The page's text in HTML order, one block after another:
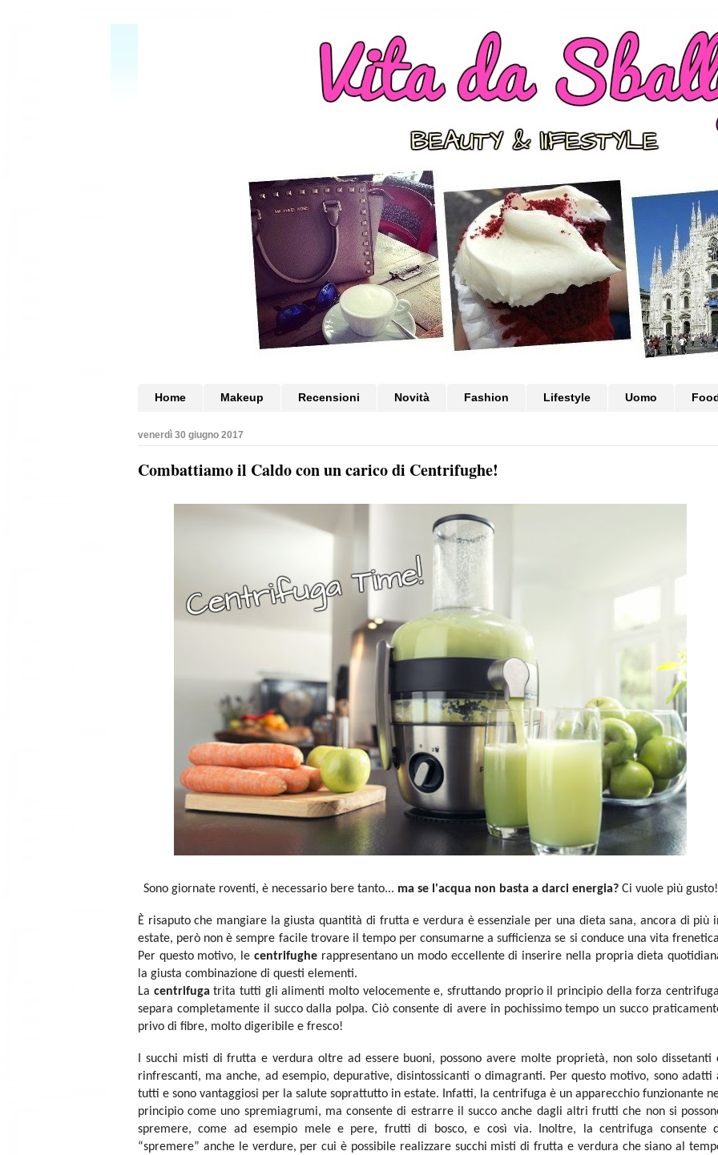
Home Makeup Recensioni Novità Fashion Lifestyle Uomo
venerdì 30 giugno 2017
Combattiamo il Caldo con un carico di Centrifughe!
Sono giornate roventi, è necessario bere tanto... ma se l'acqua non basta a darci energia?Ci vuole più gusto!
È risaputo che mangiare la giusta quantità di frutta e verdura è essenziale per una dieta sana, ancora di più
estate, però non è sempre facile trovare il tempo per consumarne a sufficienza se si conduce una vita
Per questo motivo, le centrifughe rappresentano un modo eccellente di inserire nella propria dieta
la giusta combinazione di questi elementi.
La centrifugatrita tutti gli alimenti molto velocemente e, sfruttando proprio il principio della forza
separa completamente il succo dalla polpa. Ciò consente di avere in pochissimo tempo un succo
privo di fibre, molto digeribile e fresco!
I succhi misti di frutta e verdura oltre ad essere buoni, possono avere molte proprietà, non solo dissetanti
rinfrescanti, ma anche, ad esempio, depurative, disintossicanti o dimagranti. Per questo motivo, sono adatti
tutti e sono vantaggiosi per la salute soprattutto in estate.
Infatti, la centrifuga è un apparecchio funzionante
principio come uno spremiagrumi, ma consente di estrarre il succo anche dagli altri frutti che non si
spremere, come ad esempio mele e pere, frutti di bosco, e così via. Inoltre, la centrifuga consente
“spremere” anche le verdure, per cui è possibile realizzare succhi misti di frutta e verdura che siano al